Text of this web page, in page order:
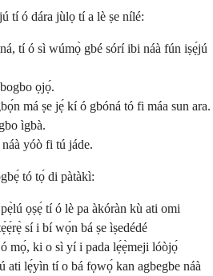
tí ó dára jùlọ tí a lè ṣe nílé:
tí ó sì wúmọ̀ gbé sórí ibi náà fún iṣẹ́jú
ọjọ́.
má ṣe jẹ́ kí ó gbóná tó fi máa sun ara.
ìgbà.
yóò fi tú jáde.
tó tọ́ di pàtàkì:
ọṣẹ́ tí ó lè pa àkóràn kù ati omi
sí i bí wọ́n bá ṣe ìṣedédé
mọ́, ki o sì yí i pada lẹ́ẹ̀meji lóòjọ́
ati lẹ́yìn tí o bá fọwọ́ kan agbegbe náà